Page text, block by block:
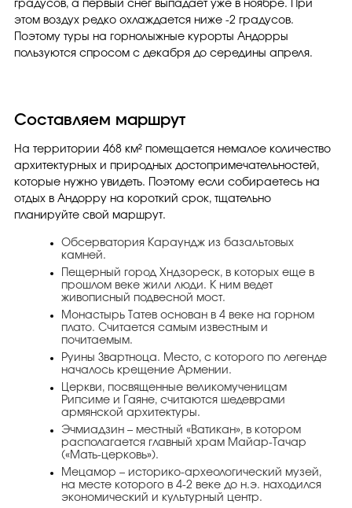
градусов, а первый снег выпадает уже в ноябре. При
этом воздух редко охлаждается ниже -2 градусов.
Поэтому туры на горнолыжные курорты Андорры
пользуются спросом с декабря до середины апреля.
Составляем маршрут
На территории 468 км² помещается немалое количество
архитектурных и природных достопримечательностей,
которые нужно увидеть. Поэтому если собираетесь на
отдых в Андорру на короткий срок, тщательно
планируйте свой маршрут.
Обсерватория Караундж из базальтовых
камней.
Пещерный город Хндзореск, в которых еще в
прошлом веке жили люди. К ним ведет
живописный подвесной мост.
Монастырь Татев основан в 4 веке на горном
плато. Считается самым известным и
почитаемым.
Руины Звартноца. Место, с которого по легенде
началось крещение Армении.
Церкви, посвященные великомученицам
Рипсиме и Гаяне, считаются шедеврами
армянской архитектуры.
Эчмиадзин – местный «Ватикан», в котором
располагается главный храм Майар-Тачар
(«Мать-церковь»).
Мецамор – историко-археологический музей,
на месте которого в 4-2 веке до н.э. находился
экономический и культурный центр.